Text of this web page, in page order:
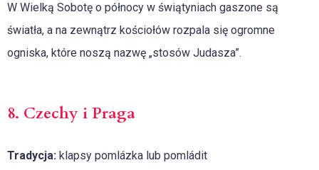
W Wielką Sobotę o północy w świątyniach gaszone są
światła, a na zewnątrz kościołów rozpala się ogromne
ogniska, które noszą nazwę „stosów Judasza”.
8. Czechy i Praga
Tradycja: klapsy pomlázka lub pomládit